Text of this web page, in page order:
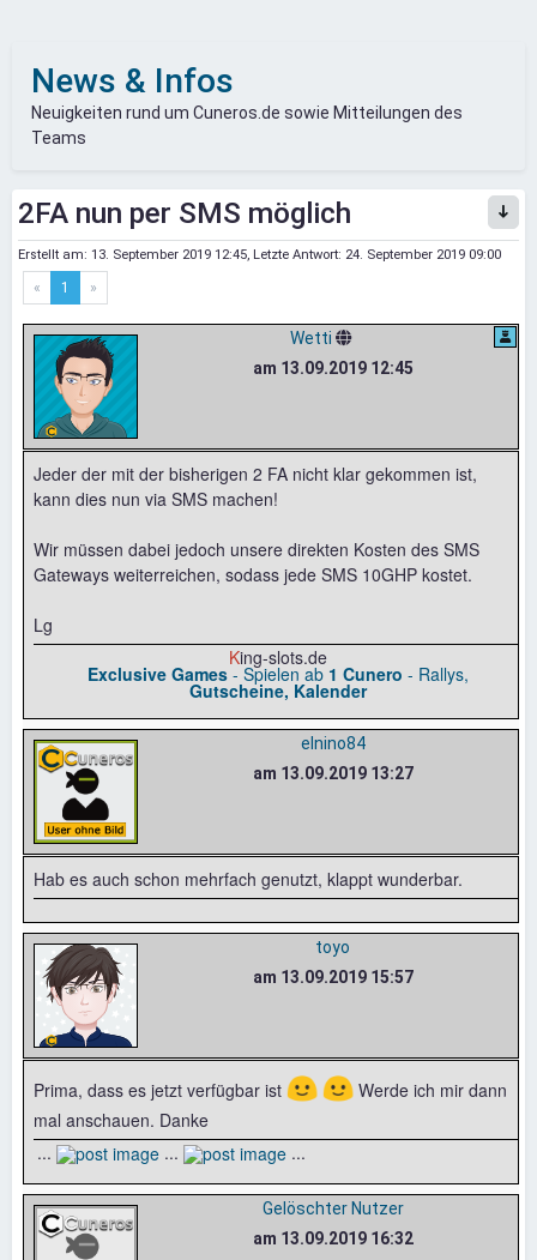
News & Infos
Neuigkeiten rund um Cuneros.de sowie Mitteilungen des
Teams
2FA nun per SMS möglich
Erstellt am: 13. September 2019 12:45, Letzte Antwort: 24. September 2019 09:00
« 1 »
Wetti
am 13.09.2019 12:45
Jeder der mit der bisherigen 2 FA nicht klar gekommen ist,
kann dies nun via SMS machen!
Wir müssen dabei jedoch unsere direkten Kosten des SMS
Gateways weiterreichen, sodass jede SMS 10GHP kostet.
Lg
King-slots.de
Exclusive Games- Spielen ab 1 Cunero - Rallys,
Gutscheine, Kalender
elnino84
am 13.09.2019 13:27
Hab es auch schon mehrfach genutzt, klappt wunderbar.
toyo
am 13.09.2019 15:57
Prima, dass es jetzt verfügbar ist 🙂🙂 Werde ich mir dann
mal anschauen. Danke
...
... ...
Gelöschter Nutzer
am 13.09.2019 16:32